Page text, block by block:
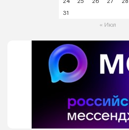
31
« Июл